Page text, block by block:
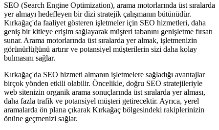
SEO (Search Engine Optimization), arama motorlarında üst sıralarda
yer almayı hedefleyen bir dizi stratejik çalışmanın bütünüdür.
Kırkağaç'da faaliyet gösteren işletmeler için SEO hizmetleri, daha
geniş bir kitleye erişim sağlayarak müşteri tabanını genişletme fırsatı
sunar. Arama motorlarında üst sıralarda yer almak, işletmenizin
görünürlüğünü artırır ve potansiyel müşterilerin sizi daha kolay
bulmasını sağlar.
Kırkağaç'da SEO hizmeti almanın işletmelere sağladığı avantajlar
birçok yönden etkili olabilir. Öncelikle, doğru SEO stratejileriyle
web sitenizin organik arama sonuçlarında üst sıralarda yer alması,
daha fazla trafik ve potansiyel müşteri getirecektir. Ayrıca, yerel
aramalarda ön plana çıkarak Kırkağaç bölgesindeki rakiplerinizin
önüne geçmenizi sağlar.